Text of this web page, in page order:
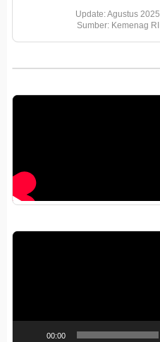
Update: Agustus 2025
Sumber: Kemenag RI
Pemutar
00:00